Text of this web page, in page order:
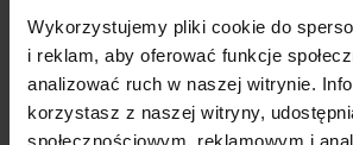
Wykorzystujemy pliki cookie do
i reklam, aby oferować funkcje
analizować ruch w naszej witrynie.
korzystasz z naszej witryny,
społecznościowym, reklamowym i
DOSTAWA I PŁATNOŚĆ